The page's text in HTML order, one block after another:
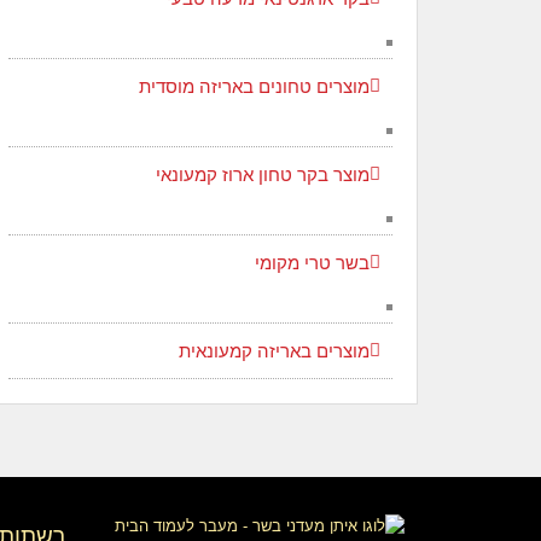
מוצרים טחונים באריזה מוסדית
מוצר בקר טחון ארוז קמעונאי
בשר טרי מקומי
מוצרים באריזה קמעונאית